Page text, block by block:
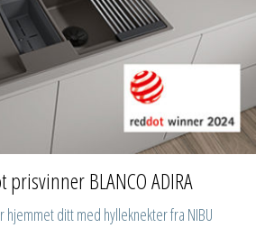
prisvinner BLANCO ADIRA